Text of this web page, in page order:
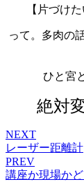
【片づけ
って。多肉の
ひと宮
絶対
NEXT
レーザー距離計
PREV
講座か現場か